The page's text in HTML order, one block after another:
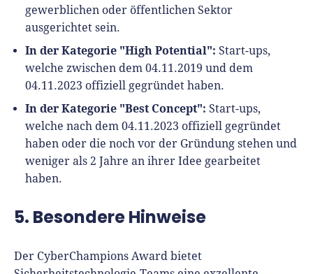
gewerblichen oder öffentlichen Sektor
ausgerichtet sein.
In der Kategorie "High Potential": Start-ups,
welche zwischen dem 04.11.2019 und dem
04.11.2023 offiziell gegründet haben.
In der Kategorie "Best Concept": Start-ups,
welche nach dem 04.11.2023 offiziell gegründet
haben oder die noch vor der Gründung stehen und
weniger als 2 Jahre an ihrer Idee gearbeitet
haben.
5. Besondere Hinweise
Der CyberChampions Award bietet